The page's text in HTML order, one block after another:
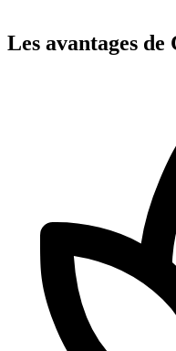
Les avantages